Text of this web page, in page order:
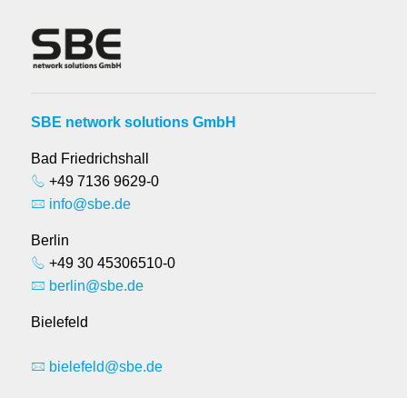
SBE network solutions GmbH
Bad Friedrichshall
+49 7136 9629-0
info@sbe.de
Berlin
+49 30 45306510-0
berlin@sbe.de
Bielefeld
bielefeld@sbe.de